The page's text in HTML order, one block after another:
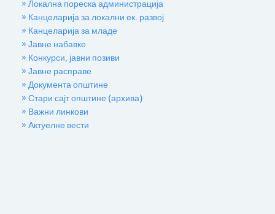
» Локална пореска администрација
» Канцеларија за локални ек. развој
» Канцеларија за младе
» Јавне набавке
» Конкурси, јавни позиви
» Јавне расправе
» Документа општине
» Стари сајт општине (архива)
» Важни линкови
» Актуелне вести